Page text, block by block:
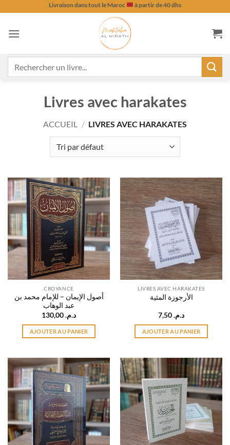
contenu
Livraison dans tout le Maroc à partir de 40 dhs
Livres avec harakates
ACCUEIL / LIVRES AVEC HARAKATES
CROYANCE
أصول الإيمان – للإمام محمد بن
عبد الوهاب
د.م.
AJOUTER AU PANIER
LIVRES AVEC HARAKATES
الأرجوزة المئية
د.م.
AJOUTER AU PANIER